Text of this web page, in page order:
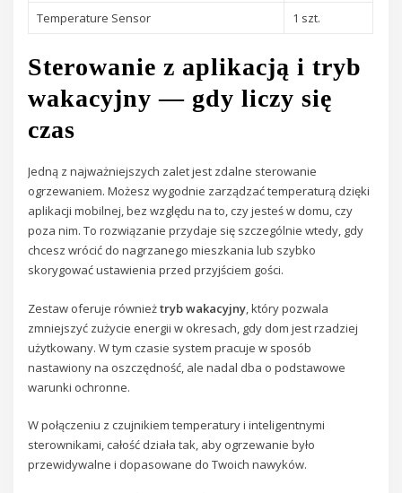
Temperature Sensor
1 szt.
Sterowanie z aplikacją i tryb
wakacyjny — gdy liczy się
czas
Jedną z najważniejszych zalet jest zdalne sterowanie
ogrzewaniem. Możesz wygodnie zarządzać temperaturą dzięki
aplikacji mobilnej, bez względu na to, czy jesteś w domu, czy
poza nim. To rozwiązanie przydaje się szczególnie wtedy, gdy
chcesz wrócić do nagrzanego mieszkania lub szybko
skorygować ustawienia przed przyjściem gości.
Zestaw oferuje równieżtryb wakacyjny , który pozwala
zmniejszyć zużycie energii w okresach, gdy dom jest rzadziej
użytkowany. W tym czasie system pracuje w sposób
nastawiony na oszczędność, ale nadal dba o podstawowe
warunki ochronne.
W połączeniu z czujnikiem temperatury i inteligentnymi
sterownikami, całość działa tak, aby ogrzewanie było
przewidywalne i dopasowane do Twoich nawyków.